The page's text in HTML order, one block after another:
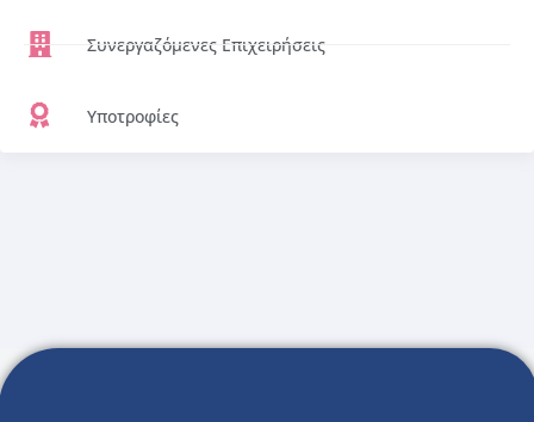
Συνεργαζόμενες Επιχειρήσεις
Υποτροφίες